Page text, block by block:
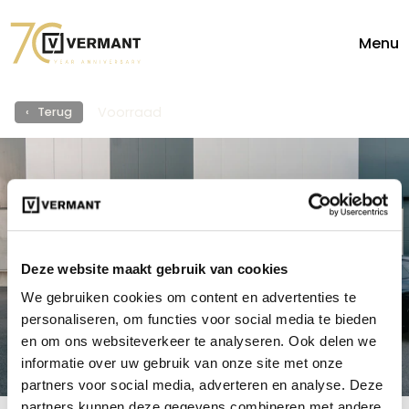
Deze website maakt gebruik van cookies
We gebruiken cookies om content en advertenties te
personaliseren, om functies voor social media te bieden
en om ons websiteverkeer te analyseren. Ook delen we
informatie over uw gebruik van onze site met onze
partners voor social media, adverteren en analyse. Deze
Menu
‹ Terug
Vermant Automotive
Group
Autobeleving zonder zorgen, sinds 1956.
resultaten